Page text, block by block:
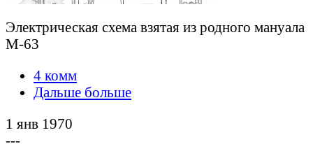
Электрическая схема взятая из родного мануала
М-63
4 комм
Дальше больше
1 янв 1970
---